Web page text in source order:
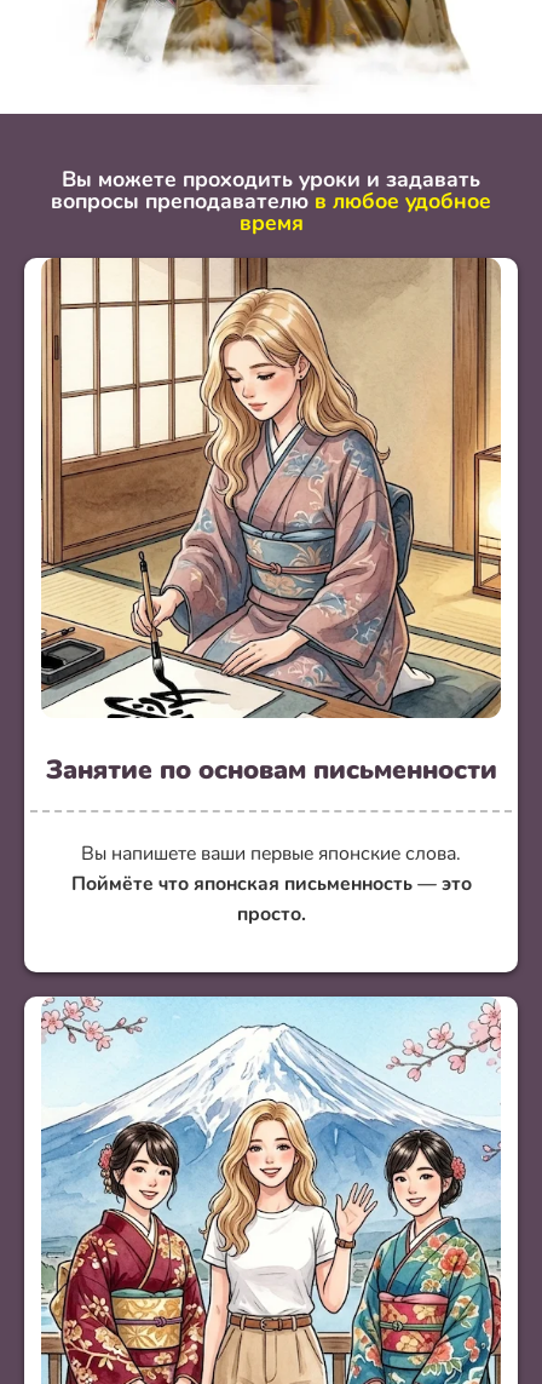
Вы можете проходить уроки и задавать
вопросы преподавателюв любое удобное
время
Занятие по основам письменности
Вы напишете ваши первые японские слова.
Поймёте что японская письменность — это
просто.